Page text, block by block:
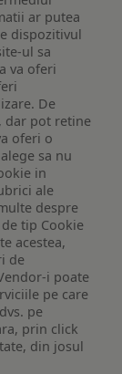
ar putea
dispozitivul
ul sa
va oferi
De
dar pot retine
oferi o
sa nu
in
ale
despre
tip Cookie
acestea,
de
i poate
pe care
pe
prin click
din josul